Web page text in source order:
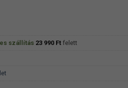
szállítás 23 990 Ftfelett